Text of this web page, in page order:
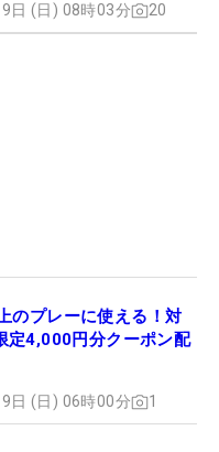
日 (日) 08時03分 20
のプレーに使える！対
定4,000円分クーポン配
日 (日) 06時00分 1